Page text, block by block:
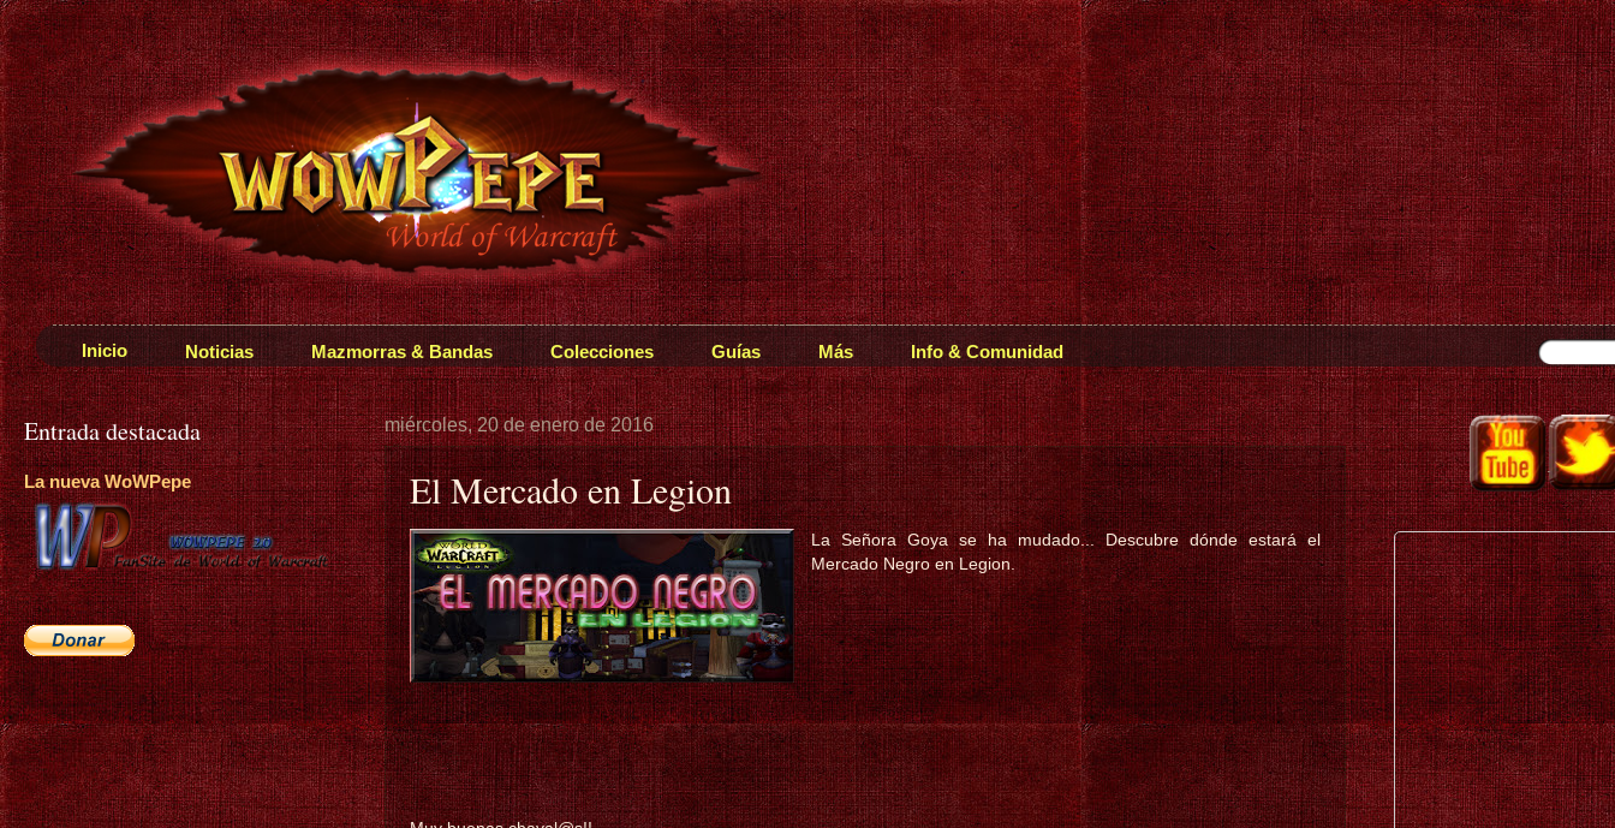
Inicio Noticias Mazmorras & Bandas Colecciones Guías Más Info & Comunidad
miércoles, 20 de enero de 2016
El Mercado en Legion
La Señora Goya se ha mudado... Descubre dónde estará el
Mercado Negro en Legion.
Entrada destacada
La nueva WoWPepe